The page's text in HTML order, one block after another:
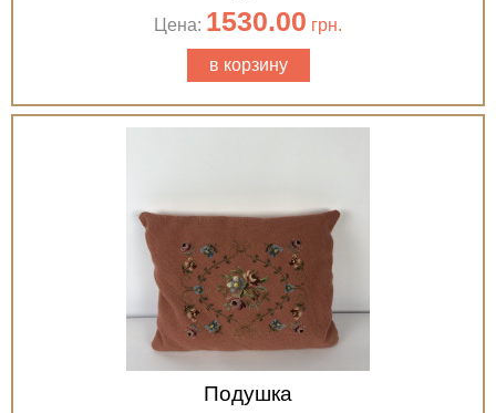
Цена: 1530.00 грн.
в корзину
Подушка